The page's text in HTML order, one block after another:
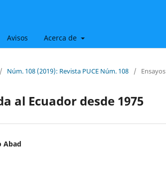
Avisos Acerca de
/ Núm. 108 (2019): Revista PUCE Núm. 108 / Ensayos
al Ecuador desde 1975
Abad